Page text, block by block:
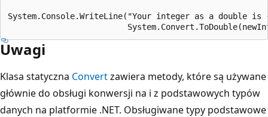
System.Console.WriteLine("Your integer as a double
Uwagi
Klasa statyczna Convertzawiera metody, które są używane
głównie do obsługi konwersji na i z podstawowych typów
danych na platformie .NET. Obsługiwane typy podstawowe